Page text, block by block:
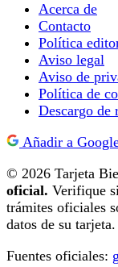
Acerca de
Contacto
Política
Aviso legal
Aviso de
Política de
Descargo de
Añadir a
© 2026 Tarjeta
oficial. Verifique
trámites oficiales
datos de su tarjeta.
Fuentes oficiales: